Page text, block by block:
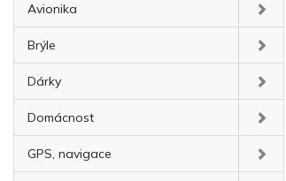
Avionika
Brýle
Dárky
Domácnost
GPS, navigace